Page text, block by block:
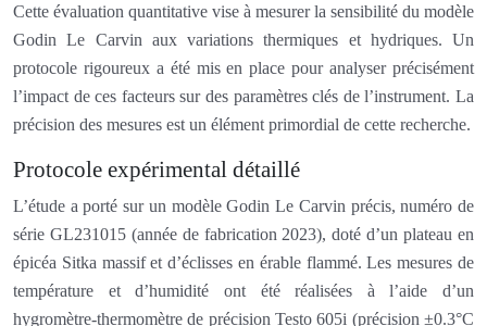
Cette évaluation quantitative vise à mesurer la sensibilité du modèle
Godin Le Carvin aux variations thermiques et hydriques. Un
protocole rigoureux a été mis en place pour analyser précisément
l’impact de ces facteurs sur des paramètres clés de l’instrument. La
précision des mesures est un élément primordial de cette recherche.
Protocole expérimental détaillé
L’étude a porté sur un modèle Godin Le Carvin précis, numéro de
série GL231015 (année de fabrication 2023), doté d’un plateau en
épicéa Sitka massif et d’éclisses en érable flammé. Les mesures de
température et d’humidité ont été réalisées à l’aide d’un
hygromètre-thermomètre de précision Testo 605i (précision ±0.3°C